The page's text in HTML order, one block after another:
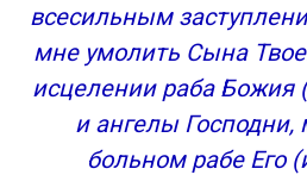
всесильным
мне умолить Сына
исцелении раба Божия
и ангелы Господни,
больном рабе Его